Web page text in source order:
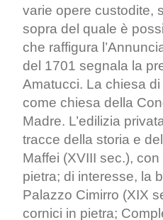
varie opere custodite,
sopra del quale è
che raffigura
del 1701 segnala la
Amatucci. La chiesa
come chiesa della
Madre. L’edilizia
tracce della storia e
Maffei (XVIII sec.),
pietra; di interesse, la
Palazzo Cimirro (XIX
cornici in pietra;